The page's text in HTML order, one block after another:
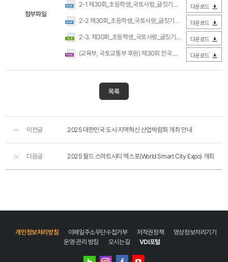
첨부파일
2-1 제30회_초등학생_국토사랑_글짓기대회_줄글_양식(출력해서 사용).hwp 다운로드
2-2 제30회_초등학생_국토사랑_글짓기대회_단체_응모신청서(우편발송용).hwp 다운로드
2-3. 제30회_초등학생_국토사랑_글짓기대회_단체_참가자명단(메일제출용)(수정).xls 다운로드
(교육부, 국토교통부 후원) 제30회 전국 초등학생 국토사랑 글짓기대회 포스터.png 다운로드
목록
이전글 2025 대한민국 도시·지역혁신 산업박람회 개최 안내
다음글 2025 월드 스마트시티 엑스포(World Smart City Expo) 개최
개인정보처리방침 이메일주소무단수집거부 저작권정책
영상정보처리기기
운영·관리 방침
오시는길 VDI포털